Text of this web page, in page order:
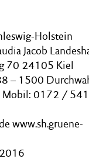
Holstein
Jacob
70 24105 Kiel
– 1500
0172 /
www.sh.gruene-